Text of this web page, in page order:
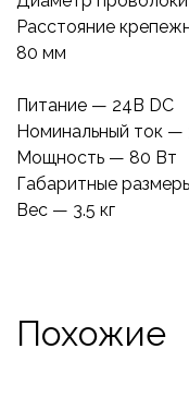
Расстояние
80 мм
Питание — 24В DC
Номинальный ток —
Мощность — 80 Вт
Габаритные
Вес — 3.5 кг
Похожие